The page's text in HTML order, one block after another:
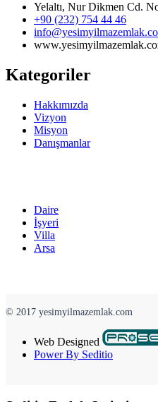
Yelaltı, Nur Dikmen Cd.
+90 (232) 754 44 46
Kategoriler
Hakkımızda
Vizyon
Misyon
Danışmanlar
Daire
İşyeri
Villa
Arsa
© 2017 yesimyilmazemlak.com
Web Designed
Power By Seditio